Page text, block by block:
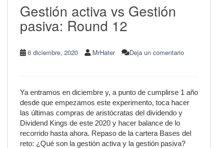
Gestión activa vs Gestión
pasiva: Round 12
6 diciembre, 2020 MrHater Deja un comentario
Ya entramos en diciembre y, a punto de cumplirse 1 año
desde que empezamos este experimento, toca hacer
las últimas compras de aristócratas del dividendo y
Dividend Kings de este 2020 y hacer balance de lo
recorrido hasta ahora. Repaso de la cartera Bases del
reto: ¿Qué son la gestión activa y la gestión pasiva?